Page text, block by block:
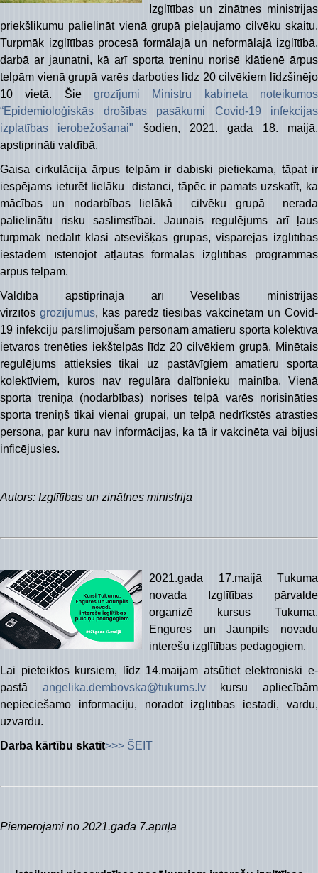
Izglītības un zinātnes ministrijas
priekšlikumu palielināt vienā grupā pieļaujamo cilvēku skaitu.
Turpmāk izglītības procesā formālajā un neformālajā izglītībā,
darbā ar jaunatni, kā arī sporta treniņu norisē klātienē ārpus
telpām vienā grupā varēs darboties līdz 20 cilvēkiem līdzšinējo
10 vietā. Šie grozījumi Ministru kabineta noteikumos
“Epidemioloģiskās drošības pasākumi Covid-19 infekcijas
izplatības ierobežošanai" šodien, 2021. gada 18. maijā,
apstiprināti valdībā.
Gaisa cirkulācija ārpus telpām ir dabiski pietiekama, tāpat ir
iespējams ieturēt lielāku distanci, tāpēc ir pamats uzskatīt, ka
mācības un nodarbības lielākā cilvēku grupā nerada
palielinātu risku saslimstībai. Jaunais regulējums arī ļaus
turpmāk nedalīt klasi atsevišķās grupās, vispārējās izglītības
iestādēm īstenojot atļautās formālās izglītības programmas
ārpus telpām.
Valdība apstiprināja arī Veselības ministrijas
virzītos grozījumus, kas paredz tiesības vakcinētām un Covid-
19 infekciju pārslimojušām personām amatieru sporta kolektīva
ietvaros trenēties iekštelpās līdz 20 cilvēkiem grupā. Minētais
regulējums attieksies tikai uz pastāvīgiem amatieru sporta
kolektīviem, kuros nav regulāra dalībnieku mainība. Vienā
sporta treniņa (nodarbības) norises telpā varēs norisināties
sporta treniņš tikai vienai grupai, un telpā nedrīkstēs atrasties
persona, par kuru nav informācijas, ka tā ir vakcinēta vai bijusi
inficējusies.
Autors: Izglītības un zinātnes ministrija
2021.gada 17.maijā Tukuma
novada Izglītības pārvalde
organizē kursus Tukuma,
Engures un Jaunpils novadu
interešu izglītības pedagogiem.
Lai pieteiktos kursiem, līdz 14.maijam atsūtiet elektroniski e-
pastā angelika.dembovska@tukums.lvkursu apliecībām
nepieciešamo informāciju, norādot izglītības iestādi, vārdu,
uzvārdu.
Darba kārtību skatīt>>> ŠEIT
Piemērojami no 2021.gada 7.aprīļa